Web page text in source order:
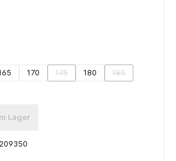
zurzeit nicht verfügbar.)
ist zurzeit nicht verfügbar.)
nicht verfügbar.)
170 175
(Diese Option ist zurzeit nicht
180 185
(Diese Option
nicht verfügbar.)
ist zurzeit nicht verfügbar.)
Lager
209350